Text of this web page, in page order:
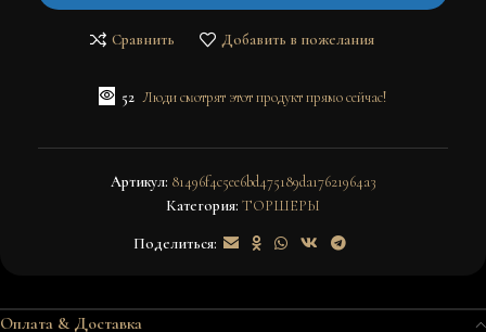
Сравнить Добавить в пожелания
52 Люди смотрят этот продукт прямо сейчас!
Артикул: 81496f4c5ee6bd475189da17621964a3
Категория: ТОРШЕРЫ
Поделиться:
Оплата & Доставка